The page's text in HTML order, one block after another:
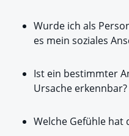
Wurde ich als
es mein soziales
Ist ein bestimmter
Ursache erkennbar?
Welche Gefühle hat